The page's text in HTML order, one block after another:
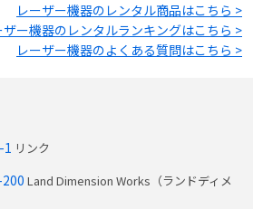
レーザー機器のレンタル商品はこちら >
ザー機器のレンタルランキングはこちら >
レーザー機器のよくある質問はこちら >
1 リンク
Land Dimension Works（ランドディメ